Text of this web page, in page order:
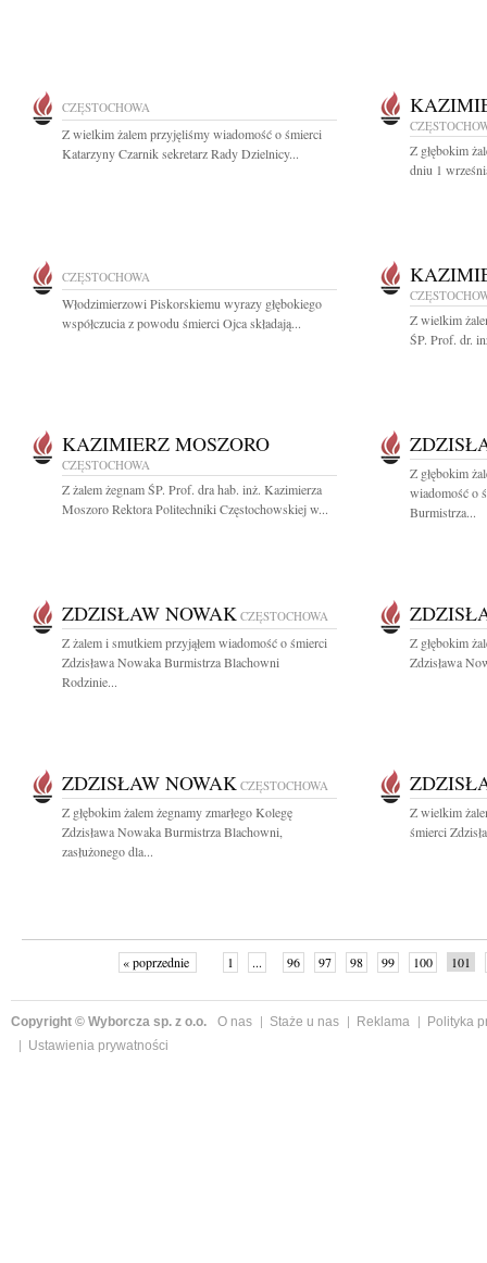
CZĘSTOCHOWA
Z wielkim żalem przyjęliśmy wiadomość o śmierci
Katarzyny Czarnik sekretarz Rady Dzielnicy...
Z głębokim
dniu 1
CZĘSTOCHOWA
Włodzimierzowi Piskorskiemu wyrazy głębokiego
współczucia z powodu śmierci Ojca składają...
Z wielkim
ŚP. Prof. dr.
KAZIMIERZ MOSZORO
CZĘSTOCHOWA
Z żalem żegnam ŚP. Prof. dra hab. inż. Kazimierza
Moszoro Rektora Politechniki Częstochowskiej w...
Z głębokim
wiadomość o
Burmistrza...
ZDZISŁAW NOWAK CZĘSTOCHOWA
Z żalem i smutkiem przyjąłem wiadomość o śmierci
Zdzisława Nowaka Burmistrza Blachowni
Rodzinie...
Z głębokim
Zdzisława
ZDZISŁAW NOWAK CZĘSTOCHOWA
Z głębokim żalem żegnamy zmarłego Kolegę
Zdzisława Nowaka Burmistrza Blachowni,
zasłużonego dla...
Z wielkim
śmierci
« poprzednie 1 ... 96 97 98 99 100 101
Copyright © Wyborcza sp. z o.o. O nas Staże u nas Reklama
Polityka
Ustawienia prywatności